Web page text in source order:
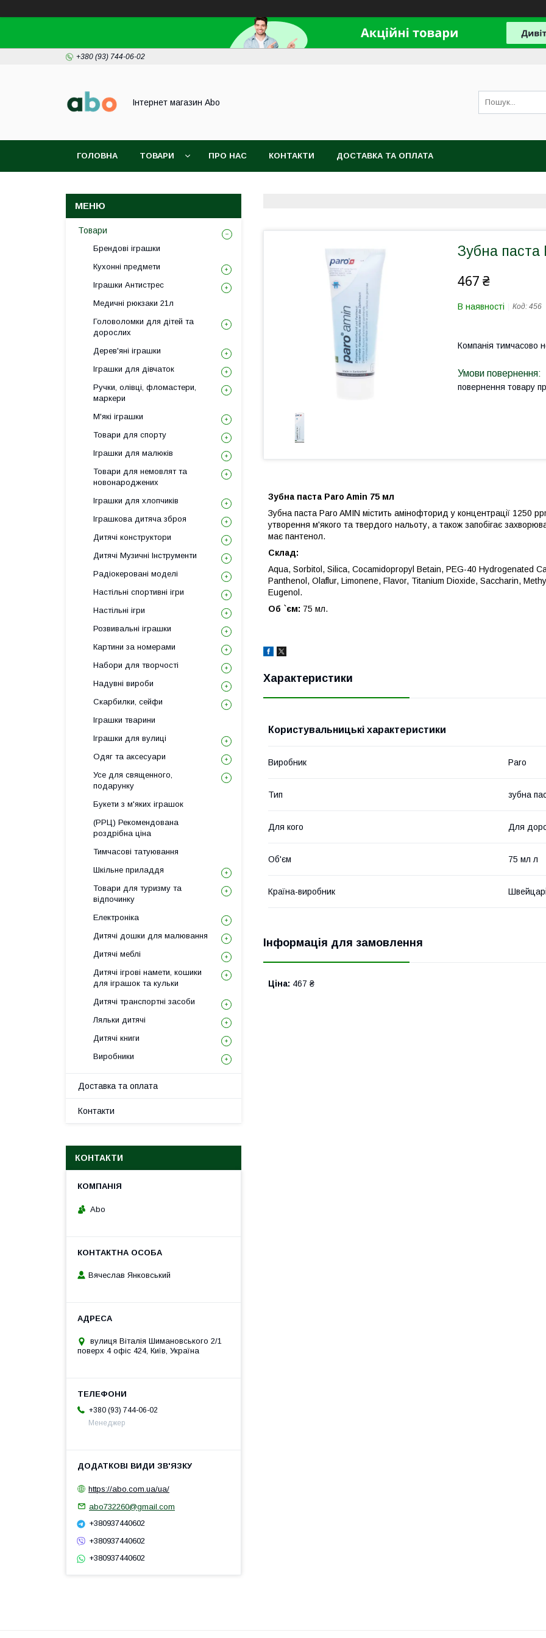
+380 (93) 744-06-02
Інтернет магазин Abo
ГОЛОВНА ТОВАРИ ПРО НАС КОНТАКТИ ДОСТАВКА ТА ОПЛАТА
Зубна паста
467 ₴
В наявності Код: 456
Компанія тимчасово
повернення товару
Зубна паста Paro Amin 75 мл
Зубна паста Paro AMIN містить амінофторид у концентрації 1250
утворення м'якого та твердого нальоту, а також запобігає
має пантенол.
Склад:
Aqua, Sorbitol, Silica, Cocamidopropyl Betain, PEG-40 Hydrogenated
Panthenol, Olaflur, Limonene, Flavor, Titanium Dioxide, Saccharin,
Eugenol.
Об `єм: 75 мл.
Характеристики
Користувальницькі характеристики
Виробник Paro
Тип зубна
Для кого Для
Об'єм 75 мл л
Країна-виробник
Інформація для замовлення
Ціна: 467 ₴
Товари
Брендові іграшки
Кухонні предмети
Іграшки Антистрес
Медичні рюкзаки 21л
Головоломки для дітей та
дорослих
Дерев'яні іграшки
Іграшки для дівчаток
Ручки, олівці, фломастери,
маркери
М'які іграшки
Товари для спорту
Іграшки для малюків
Товари для немовлят та
новонароджених
Іграшки для хлопчиків
Іграшкова дитяча зброя
Дитячі конструктори
Дитячі Музичні Інструменти
Радіокеровані моделі
Настільні спортивні ігри
Настільні ігри
Розвивальні іграшки
Картини за номерами
Набори для творчості
Надувні вироби
Скарбилки, сейфи
Іграшки тварини
Іграшки для вулиці
Одяг та аксесуари
Усе для священного,
подарунку
Букети з м'яких іграшок
(РРЦ) Рекомендована
роздрібна ціна
Тимчасові татуювання
Шкільне приладдя
Товари для туризму та
відпочинку
Електроніка
Дитячі дошки для малювання
Дитячі меблі
Дитячі ігрові намети, кошики
для іграшок та кульки
Дитячі транспортні засоби
Ляльки дитячі
Дитячі книги
Виробники
Доставка та оплата
Контакти
КОНТАКТИ
Abo
Вячеслав Янковський
вулиця Віталія Шимановського 2/1
поверх 4 офіс 424, Київ, Україна
+380 (93) 744-06-02
Менеджер
https://abo.com.ua/ua/
abo732260@gmail.com
+380937440602
+380937440602
+380937440602